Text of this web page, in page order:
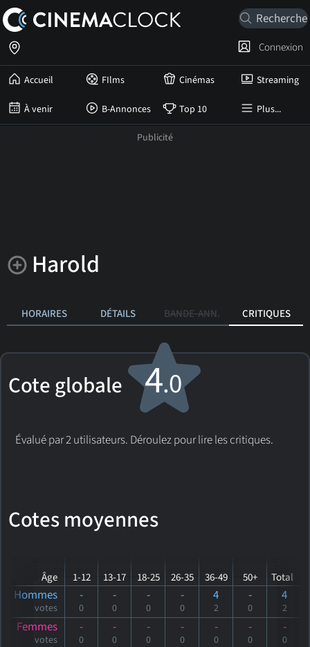
Accueil FIlms Cinémas Streaming
À venir B-Annonces Top 10 Plus...
Connexion
Harold
HORAIRES DÉTAILS BANDE-ANN. CRITIQUES
Cote globale 4.0
Évalué par 2 utilisateurs. Déroulez pour lire les critiques.
Cotes moyennes
Âge 1-12 13-17 18-25 26-35 36-49 50+ Total
Hommes
votes
-
0
-
0
-
0
-
0
4
2
-
0
4
2
Femmes
votes
-
0
-
0
-
0
-
0
-
0
-
0
-
0